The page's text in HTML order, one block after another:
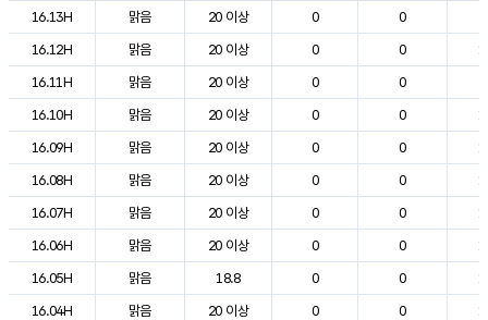
16.13H
맑음 20 이상 0 0
16.12H
맑음 20 이상 0 0
16.11H
맑음 20 이상 0 0
16.10H
맑음 20 이상 0 0
16.09H
맑음 20 이상 0 0
16.08H
맑음 20 이상 0 0
16.07H
맑음 20 이상 0 0
16.06H
맑음 20 이상 0 0
16.05H
맑음 18.8 0 0
16.04H
맑음 20 이상 0 0